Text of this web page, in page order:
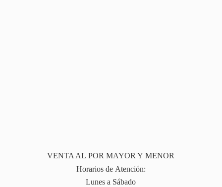
VENTA AL POR MAYOR Y MENOR
Horarios de Atención:
Lunes a Sábado